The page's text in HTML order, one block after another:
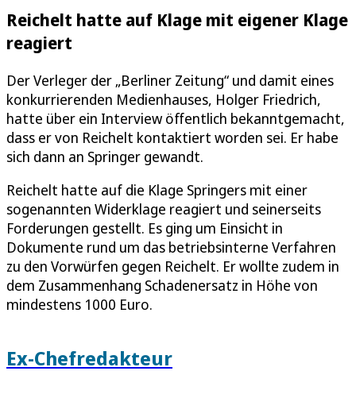
Reichelt hatte auf Klage mit eigener Klage
reagiert
Der Verleger der „Berliner Zeitung“ und damit eines
konkurrierenden Medienhauses, Holger Friedrich,
hatte über ein Interview öffentlich bekanntgemacht,
dass er von Reichelt kontaktiert worden sei. Er habe
sich dann an Springer gewandt.
Reichelt hatte auf die Klage Springers mit einer
sogenannten Widerklage reagiert und seinerseits
Forderungen gestellt. Es ging um Einsicht in
Dokumente rund um das betriebsinterne Verfahren
zu den Vorwürfen gegen Reichelt. Er wollte zudem in
dem Zusammenhang Schadenersatz in Höhe von
mindestens 1000 Euro.
Ex-Chefredakteur